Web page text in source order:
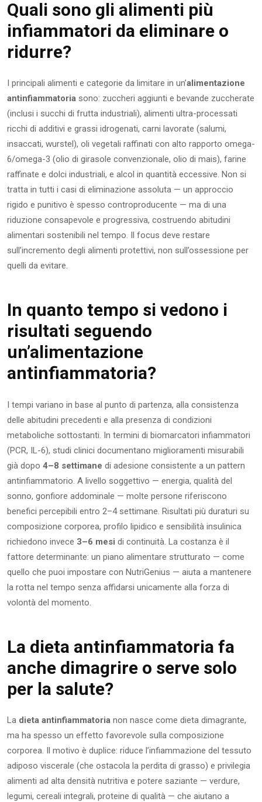
Quali sono gli alimenti più
infiammatori da eliminare o
ridurre?
I principali alimenti e categorie da limitare in un’alimentazione
antinfiammatoria sono: zuccheri aggiunti e bevande zuccherate
(inclusi i succhi di frutta industriali), alimenti ultra-processati
ricchi di additivi e grassi idrogenati, carni lavorate (salumi,
insaccati, wurstel), oli vegetali raffinati con alto rapporto omega-
6/omega-3 (olio di girasole convenzionale, olio di mais), farine
raffinate e dolci industriali, e alcol in quantità eccessive. Non si
tratta in tutti i casi di eliminazione assoluta — un approccio
rigido e punitivo è spesso controproducente — ma di una
riduzione consapevole e progressiva, costruendo abitudini
alimentari sostenibili nel tempo. Il focus deve restare
sull’incremento degli alimenti protettivi, non sull’ossessione per
quelli da evitare.
In quanto tempo si vedono i
risultati seguendo
un’alimentazione
antinfiammatoria?
I tempi variano in base al punto di partenza, alla consistenza
delle abitudini precedenti e alla presenza di condizioni
metaboliche sottostanti. In termini di biomarcatori infiammatori
(PCR, IL-6), studi clinici documentano miglioramenti misurabili
già dopo 4–8 settimane di adesione consistente a un pattern
antinfiammatorio. A livello soggettivo — energia, qualità del
sonno, gonfiore addominale — molte persone riferiscono
benefici percepibili entro 2–4 settimane. Risultati più duraturi su
composizione corporea, profilo lipidico e sensibilità insulinica
richiedono invece 3–6 mesi di continuità. La costanza è il
fattore determinante: un piano alimentare strutturato — come
quello che puoi impostare con NutriGenius — aiuta a mantenere
la rotta nel tempo senza affidarsi unicamente alla forza di
volontà del momento.
La dieta antinfiammatoria fa
anche dimagrire o serve solo
per la salute?
La dieta antinfiammatoria non nasce come dieta dimagrante,
ma ha spesso un effetto favorevole sulla composizione
corporea. Il motivo è duplice: riduce l’infiammazione del tessuto
adiposo viscerale (che ostacola la perdita di grasso) e privilegia
alimenti ad alta densità nutritiva e potere saziante — verdure,
legumi, cereali integrali, proteine di qualità — che aiutano a